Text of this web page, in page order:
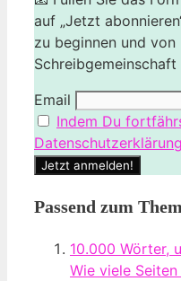
auf „Jetzt
zu beginnen und von
Email
Indem Du
Passend zum
10.000 Wörter,
Wie viele